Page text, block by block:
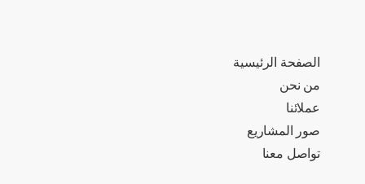
الصفحة الرئيسية
من نحن
عملائنا
صور المشاريع
تواصل معنا